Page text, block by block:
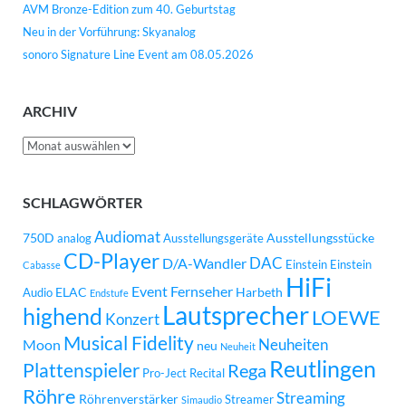
AVM Bronze-Edition zum 40. Geburtstag
Neu in der Vorführung: Skyanalog
sonoro Signature Line Event am 08.05.2026
ARCHIV
Archiv
SCHLAGWÖRTER
750D analog Audiomat Ausstellungsgeräte Ausstellungsstücke
Cabasse CD-Player D/A-Wandler DAC Einstein Einstein
Audio ELAC Endstufe Event Fernseher Harbeth HiFi
highend Konzert LautsprecherLOEWE
Moon Musical Fidelity neu Neuheit Neuheiten
Plattenspieler Pro-Ject Recital Rega Reutlingen
Röhre Röhrenverstärker Simaudio Streamer Streaming